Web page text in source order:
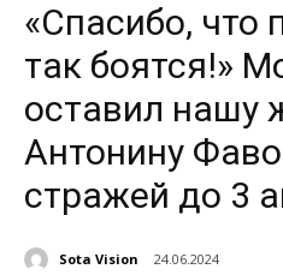
«Спасибо, что
так боятся!»
оставил нашу
Антонину
стражей до 3
Sota Vision 24.06.2024